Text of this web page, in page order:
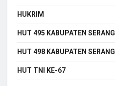
HUKRIM
HUT 495 KABUPATEN SERANG
HUT 498 KABUPATEN SERANG
HUT TNI KE-67